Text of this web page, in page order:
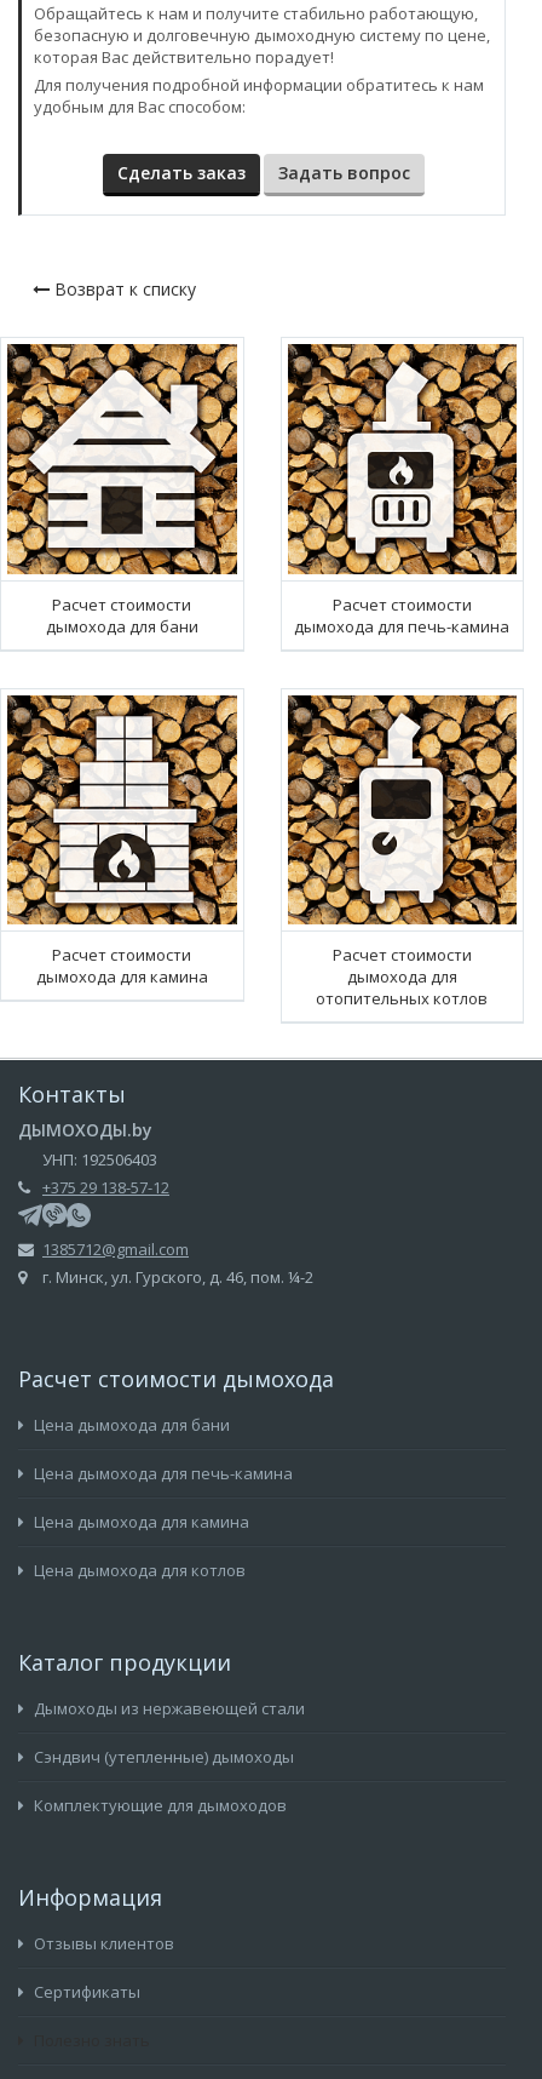
Обращайтесь к нам и получите стабильно работающую,
безопасную и долговечную дымоходную систему по цене,
которая Вас действительно порадует!
Для получения подробной информации обратитесь к нам
удобным для Вас способом:
Сделать заказ Задать вопрос
Возврат к списку
Расчет стоимости
дымохода для бани
Расчет стоимости
дымохода для печь-камина
Расчет стоимости
дымохода для камина
Расчет стоимости
дымохода для
отопительных котлов
Контакты
ДЫМОХОДЫ.by
УНП: 192506403
+375 29 138-57-12
1385712@gmail.com
г. Минск, ул. Гурского, д. 46, пом. ¼-2
Расчет стоимости дымохода
Цена дымохода для бани
Цена дымохода для печь-камина
Цена дымохода для камина
Цена дымохода для котлов
Каталог продукции
Дымоходы из нержавеющей стали
Сэндвич (утепленные) дымоходы
Комплектующие для дымоходов
Информация
Отзывы клиентов
Сертификаты